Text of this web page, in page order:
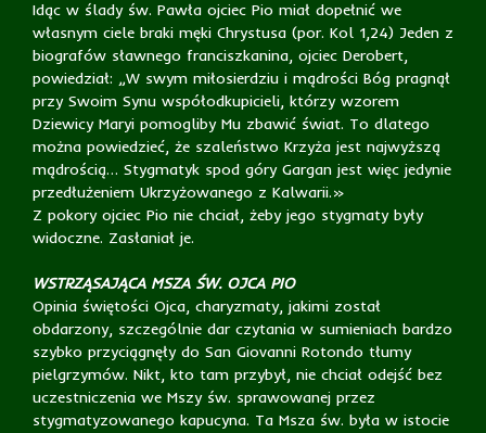
Idąc w ślady św. Pawła ojciec Pio miał dopełnić we
własnym ciele braki męki Chrystusa (por. Kol 1,24) Jeden z
biografów sławnego franciszkanina, ojciec Derobert,
powiedział: „W swym miłosierdziu i mądrości Bóg pragnął
przy Swoim Synu współodkupicieli, którzy wzorem
Dziewicy Maryi pomogliby Mu zbawić świat. To dlatego
można powiedzieć, że szaleństwo Krzyża jest najwyższą
mądrością… Stygmatyk spod góry Gargan jest więc jedynie
przedłużeniem Ukrzyżowanego z Kalwarii.»
Z pokory ojciec Pio nie chciał, żeby jego stygmaty były
widoczne. Zasłaniał je.
WSTRZĄSAJĄCA MSZA ŚW. OJCA PIO
Opinia świętości Ojca, charyzmaty, jakimi został
obdarzony, szczególnie dar czytania w sumieniach bardzo
szybko przyciągnęły do San Giovanni Rotondo tłumy
pielgrzymów. Nikt, kto tam przybył, nie chciał odejść bez
uczestniczenia we Mszy św. sprawowanej przez
stygmatyzowanego kapucyna. Ta Msza św. była w istocie